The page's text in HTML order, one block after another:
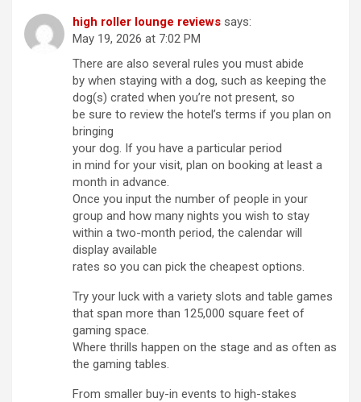
high roller lounge reviews says:
May 19, 2026 at 7:02 PM
There are also several rules you must abide
by when staying with a dog, such as keeping the
dog(s) crated when you’re not present, so
be sure to review the hotel’s terms if you plan on
bringing
your dog. If you have a particular period
in mind for your visit, plan on booking at least a
month in advance.
Once you input the number of people in your
group and how many nights you wish to stay
within a two-month period, the calendar will
display available
rates so you can pick the cheapest options.
Try your luck with a variety slots and table games
that span more than 125,000 square feet of
gaming space.
Where thrills happen on the stage and as often as
the gaming tables.
From smaller buy-in events to high-stakes